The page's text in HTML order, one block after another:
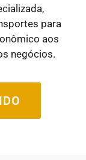
para
aos
negócios.